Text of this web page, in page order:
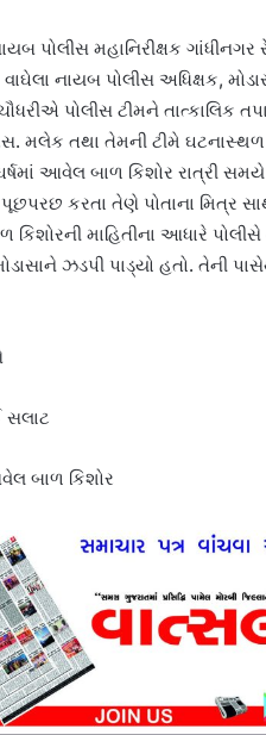
પોલીસ મહાનિરીક્ષક
નાયબ પોલીસ અધિક્ષક,
પોલીસ ટીમને તાત્કાલિક
તથા તેમની ટીમે ઘટનાસ્થળ
આવેલ બાળ કિશોર રાત્રી
કરતા તેણે પોતાના મિત્ર સાથે
કિશોરની માહિતીના આધારે
ઝડપી પાડ્યો હતો. તેની
સલાટ
બાળ કિશોર